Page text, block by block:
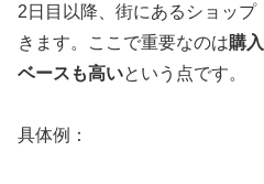
2日目以降、街にあるショッ
きます。ここで重要なのは購
ベースも高いという点です。
具体例：